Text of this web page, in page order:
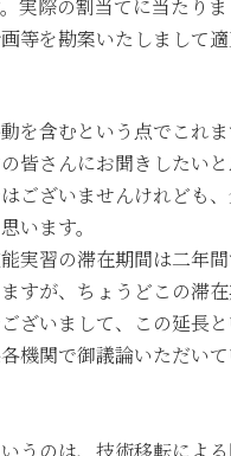
実際の割当てに当たり
等を勘案いたしまして
含むという点でこれ
皆さんにお聞きしたいと
ございませんけれども
います。
実習の滞在期間は二年
すが、ちょうどこの滞
ざいまして、この延長
機関で御議論いただい
うのは、技術移転によ